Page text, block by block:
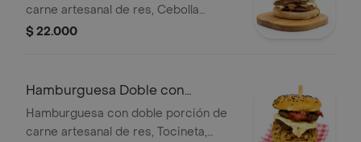
carne artesanal de res, Cebolla
caramelizada, Lechuga fresca,
$ 22.000
Hamburguesa Doble con
Tocineta
Hamburguesa con doble porción de
carne artesanal de res, Tocineta,